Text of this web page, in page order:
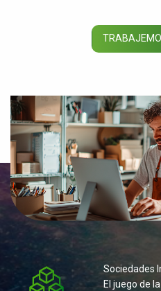
VER MÁS
Sociedades
El juego de